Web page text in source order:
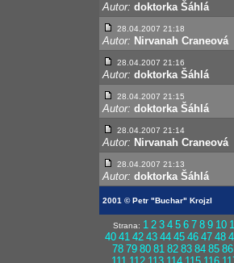
Autor: doktorka Šáhlá
28.04.2007 21:18
Autor: Nirvanah Craneová
28.04.2007 21:16
Autor: doktorka Šáhlá
28.04.2007 21:15
Autor: doktorka Šáhlá
28.04.2007 21:14
Autor: Nirvanah Craneová
28.04.2007 21:13
Autor: doktorka Šáhlá
2001 © Petr "Buchar" Krojzl
Strana: 1 2 3 4 5 6 7 8 9 10
40 41 42 43 44 45 46 47 48
78 79 80 81 82 83 84 85 86